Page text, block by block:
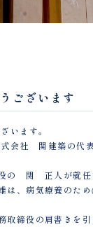
ございます
います。
会社 関建築の代
の 関 正人が就任
、病気療養のため
締役の肩書きを引